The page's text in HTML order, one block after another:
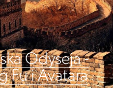
Odyseja -
Fu i Avatara